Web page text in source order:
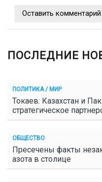
Оставить комментарий
ПОСЛЕДНИЕ
ПОЛИТИКА / МИР
Токаев: Казахстан и
стратегическое
ОБЩЕСТВО
Пресечены факты
азота в столице